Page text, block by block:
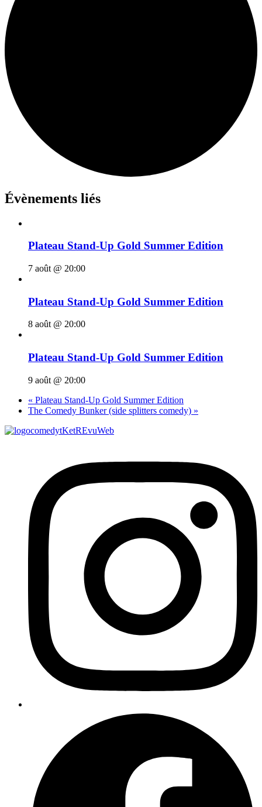
Évènements liés
Plateau Stand-Up Gold Summer Edition
7 août @ 20:00
Plateau Stand-Up Gold Summer Edition
8 août @ 20:00
Plateau Stand-Up Gold Summer Edition
9 août @ 20:00
« Plateau Stand-Up Gold Summer Edition
The Comedy Bunker (side splitters comedy) »